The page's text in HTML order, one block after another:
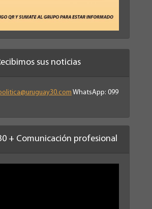
sus noticias
WhatsApp: 099
+ Comunicación profesional